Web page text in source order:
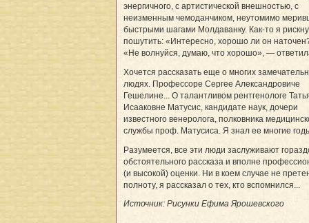
энергичного, с артистической внешностью, с
неизменным чемоданчиком, неутомимо
быстрыми шагами Молдаванку. Как-то я
пошутить: «Интересно, хорошо ли он
«Не волнуйся, думаю, что хорошо», —
Хочется рассказать еще о многих
людях. Профессоре Сергее Александровиче
Гешелине... О талантливом рентгенологе
Исааковне Матусис, кандидате наук, дочери
известного венеролога, полковника
службы проф. Матусиса. Я знал ее многие
Разумеется, все эти люди заслуживают
обстоятельного рассказа и вполне
(и высокой) оценки. Ни в коем случае не
полноту, я рассказал о тех, кто вспомнился...
Источник: Рисунки Ефима Ярошевского